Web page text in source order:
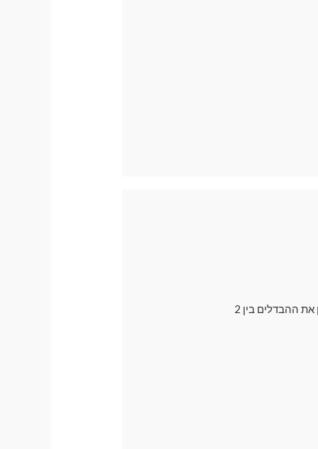
בדרך כלל אנו ממליצים לרכישה על וילונות מגנטיים עם פתח למראה , אך רבים עדיין רוצים להבין את ההבדלים בין 2